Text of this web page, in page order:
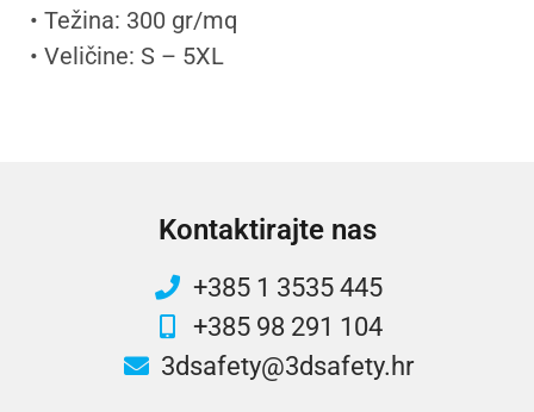
• Težina: 300 gr/mq
• Veličine: S – 5XL
Kontaktirajte nas
+385 1 3535 445
+385 98 291 104
3dsafety@3dsafety.hr